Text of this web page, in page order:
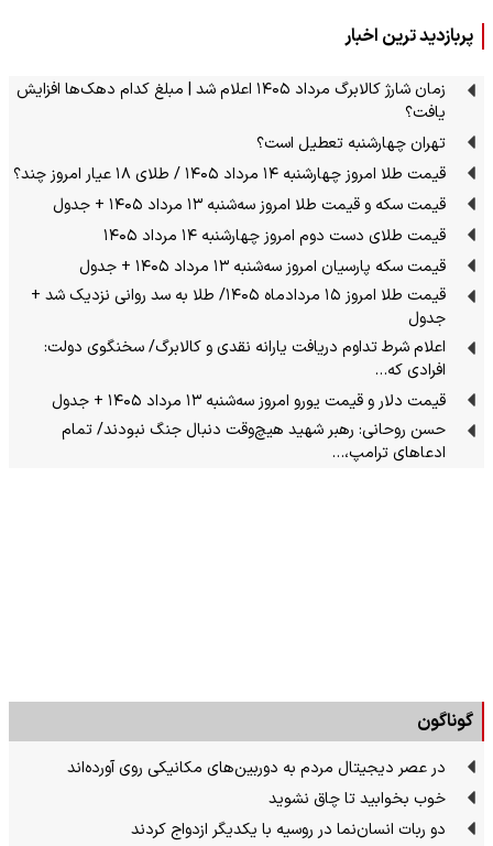
پربازدید ترین اخبار
زمان شارژ کالابرگ مرداد ۱۴۰۵ اعلام شد | مبلغ کدام دهک‌ها افزایش
یافت؟
تهران چهارشنبه تعطیل است؟
قیمت طلا امروز چهارشنبه ۱۴ مرداد ۱۴۰۵ / طلای ۱۸ عیار امروز چند؟
قیمت سکه و قیمت طلا امروز سه‌شنبه ۱۳ مرداد ۱۴۰۵ + جدول
قیمت طلای دست دوم امروز چهارشنبه ۱۴ مرداد ۱۴۰۵
قیمت سکه پارسیان امروز سه‌شنبه ۱۳ مرداد ۱۴۰۵ + جدول
قیمت طلا امروز ۱۵ مردادماه ۱۴۰۵/ طلا به سد روانی نزدیک شد +
جدول
اعلام شرط تداوم دریافت یارانه نقدی و کالابرگ/ سخنگوی دولت:
افرادی که…
قیمت دلار و قیمت یورو امروز سه‌شنبه ۱۳ مرداد ۱۴۰۵ + جدول
حسن روحانی: رهبر شهید هیچ‌وقت دنبال جنگ نبودند/ تمام
ادعاهای ترامپ،…
گوناگون
در عصر دیجیتال مردم به دوربین‌های مکانیکی روی آورده‌اند
خوب بخوابید تا چاق نشوید
دو ربات انسان‌نما در روسیه با یکدیگر ازدواج کردند